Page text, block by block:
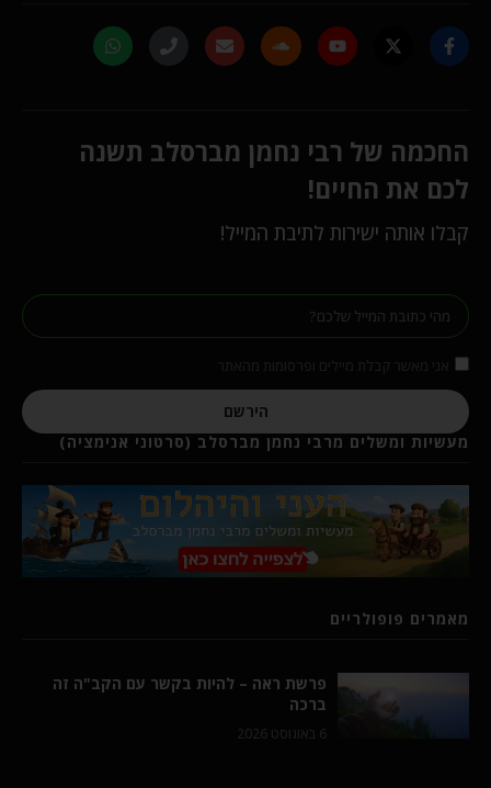
החכמה של רבי נחמן מברסלב תשנה
לכם את החיים!
קבלו אותה ישירות לתיבת המייל!
הירשם
מעשיות ומשלים מרבי נחמן מברסלב (סרטוני אנימציה)
מאמרים פופולריים
פרשת ראה – להיות בקשר עם הקב"ה זה
ברכה
6 באוגוסט 2026